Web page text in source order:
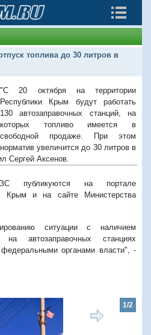
топлива до 30 литров в
"С 20 октября на территории
Республики Крым будут работать
130 автозаправочных станций, на
которых топливо имеется в
свободной продаже. При этом
норматив увеличится до 30 литров в
Сергей Аксенов.
публикуются на портале
Крым и на сайте Министерства
ситуации с наличием
на автозаправочных станциях
органами власти", -
1/2